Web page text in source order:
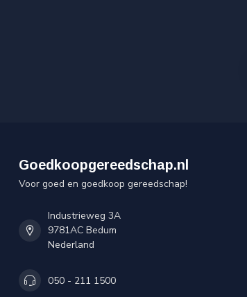
Goedkoopgereedschap.nl
Voor goed en goedkoop gereedschap!
Industrieweg 3A
9781AC Bedum
Nederland
050 - 211 1500